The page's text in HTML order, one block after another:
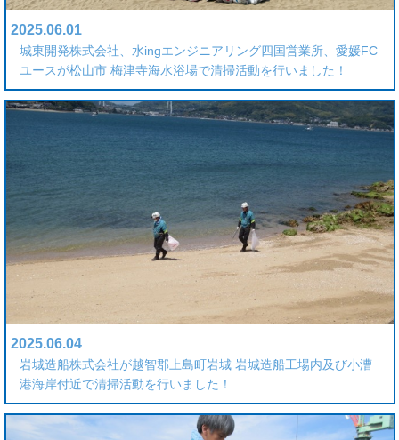
2025.06.01
城東開発株式会社、水ingエンジニアリング四国営業所、愛媛FC
ユースが松山市 梅津寺海水浴場で清掃活動を行いました！
2025.06.04
岩城造船株式会社が越智郡上島町岩城 岩城造船工場内及び小漕
港海岸付近で清掃活動を行いました！